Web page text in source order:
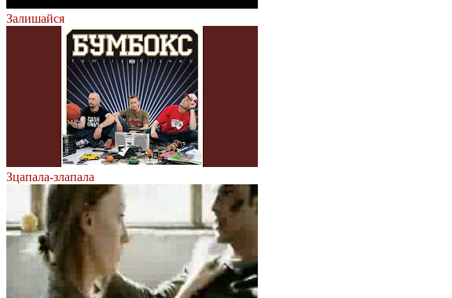
Залишайся
Зцапала-злапала